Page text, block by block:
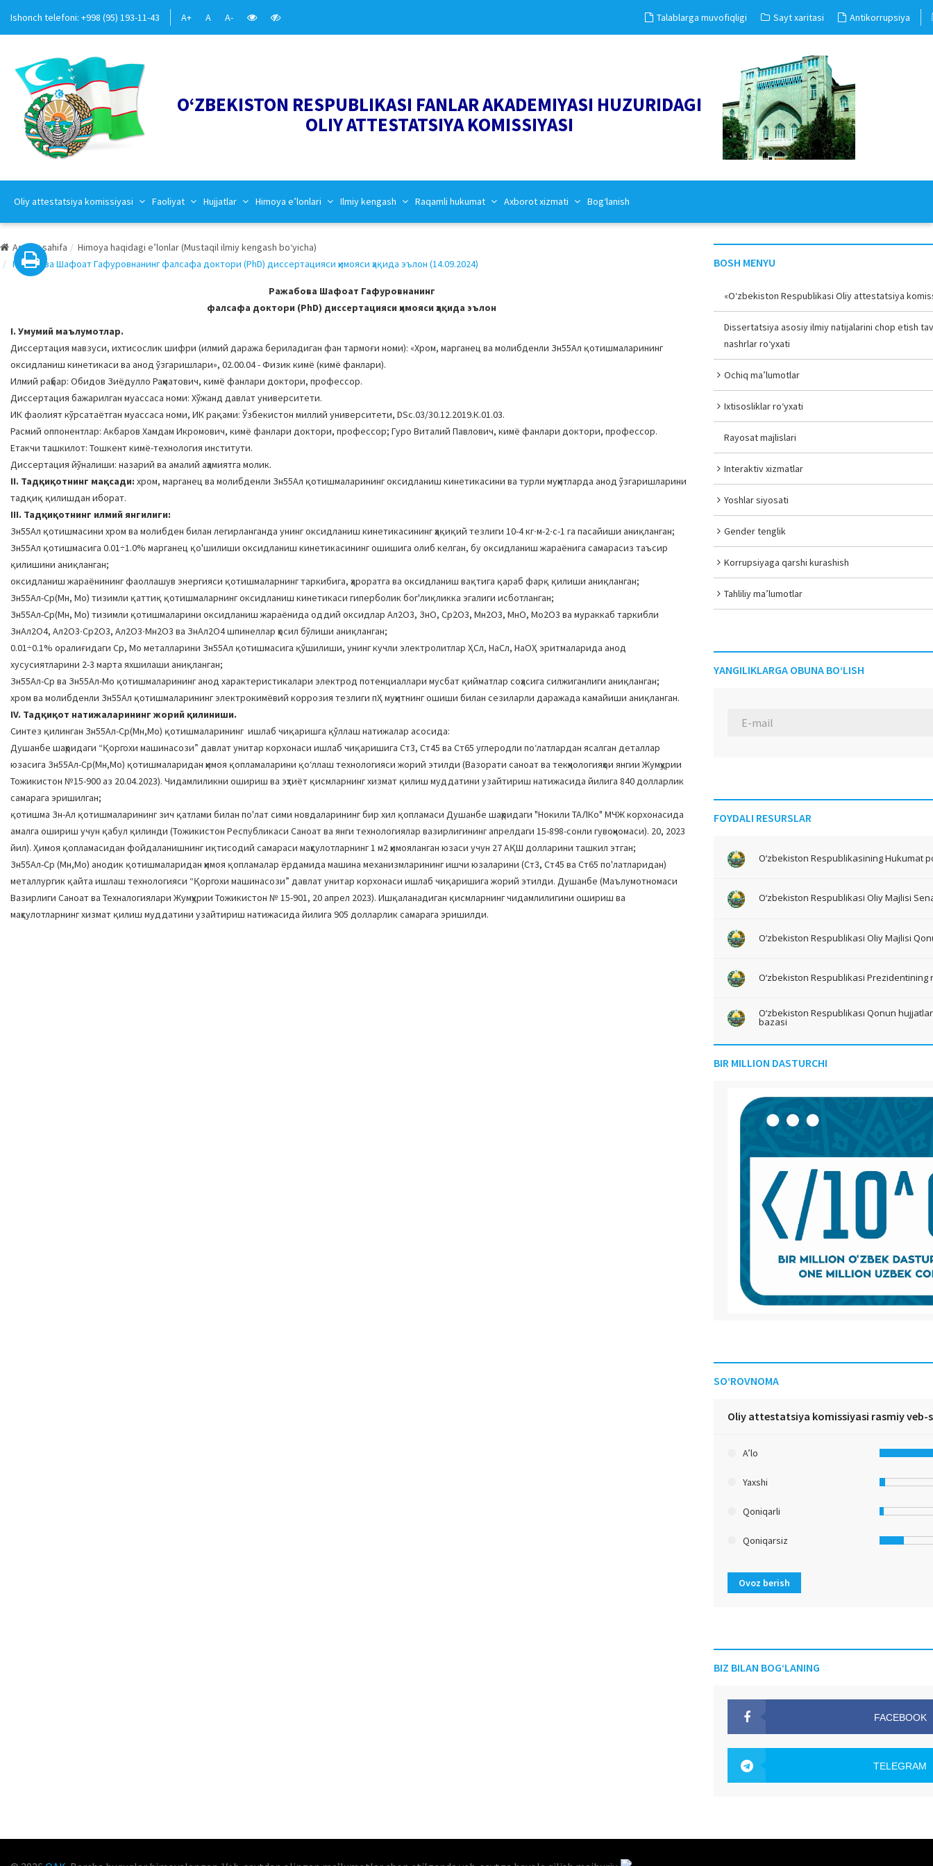
Ishonch telefoni: +998 (95) 193-11-43 A+ A A- Talablarga muvofiqligi Sayt xaritasi Antikorrupsiya
O‘ZBEKISTON RESPUBLIKASI FANLAR AKADEMIYASI HUZURIDAGI
OLIY ATTESTATSIYA KOMISSIYASI
Oliy attestatsiya komissiyasi Faoliyat Hujjatlar Himoya e’lonlari Ilmiy kengash Raqamli hukumat Axborot xizmati Bog‘lanish
Asosiy sahifa
Himoya haqidagi e’lonlar (Mustaqil ilmiy kengash bo‘yicha)
Ражабова Шафоат Гафуровнанинг фалсафа доктори (PhD) диссертацияси ҳимояси ҳақида эълон (14.09.2024)
Ражабова Шафоат Гафуровнанинг
фалсафа доктори (PhD) диссертацияси ҳимояси ҳақида эълон
I. Умумий маълумотлар.
Диссертация мавзуси, ихтисослик шифри (илмий даража бериладиган фан тармоғи номи): «Хром, марганец ва молибденли Зн55Ал қотишмаларининг
оксидланиш кинетикаси ва анод ўзгаришлари», 02.00.04 - Физик кимё (кимё фанлари).
Илмий раҳбар: Обидов Зиёдулло Раҳматович, кимё фанлари доктори, профессор.
Диссертация бажарилган муассаса номи: Хўжанд давлат университети.
ИК фаолият кўрсатаётган муассаса номи, ИК рақами: Ўзбекистон миллий университети, DSc.03/30.12.2019.К.01.03.
Расмий оппонентлар: Акбаров Хамдам Икромович, кимё фанлари доктори, профессор; Гуро Виталий Павлович, кимё фанлари доктори, профессор.
Етакчи ташкилот: Тошкент кимё-технология институти.
Диссертация йўналиши: назарий ва амалий аҳамиятга молик.
II. Тадқиқотнинг мақсади: хром, марганец ва молибденли Зн55Ал қотишмаларининг оксидланиш кинетикасини ва турли муҳитларда анод ўзгаришларини
тадқиқ қилишдан иборат.
III. Тадқиқотнинг илмий янгилиги:
Зн55Ал қотишмасини хром ва молибден билан легирланганда унинг оксидланиш кинетикасининг ҳақиқий тезлиги 10-4 кг∙м-2∙с-1 га пасайиши аниқланган;
Зн55Ал қотишмасига 0.01÷1.0% марганец қо'шилиши оксидланиш кинетикасининг ошишига олиб келган, бу оксидланиш жараёнига самарасиз таъсир
қилишини аниқланган;
оксидланиш жараёнининг фаоллашув энергияси қотишмаларнинг таркибига, ҳароратга ва оксидланиш вақтига қараб фарқ қилиши аниқланган;
Зн55Ал-Cр(Мн, Мо) тизимли қаттиқ қотишмаларнинг оксидланиш кинетикаси гиперболик бог'лиқликка эгалиги исботланган;
Зн55Ал-Cр(Мн, Мо) тизимли қотишмаларини оксидланиш жараёнида оддий оксидлар Ал2О3, ЗнО, Cр2О3, Мн2О3, МнО, Мо2О3 ва мураккаб таркибли
ЗнАл2О4, Ал2О3∙Cр2О3, Ал2О3∙Мн2О3 ва ЗнАл2О4 шпинеллар ҳосил бўлиши аниқланган;
0.01÷0.1% оралиғидаги Cр, Мо металларини Зн55Ал қотишмасига қўшилиши, унинг кучли электролитлар ҲCл, НаCл, НаОҲ эритмаларида анод
хусусиятларини 2-3 марта яхшилаши аниқланган;
Зн55Ал-Cр ва Зн55Ал-Мо қотишмаларининг анод характеристикалари электрод потенциаллари мусбат қийматлар соҳасига силжиганлиги аниқланган;
хром ва молибденли Зн55Ал қотишмаларининг электрокимёвий коррозия тезлиги пҲ муҳитнинг ошиши билан сезиларли даражада камайиши аниқланган.
IV. Тадқиқот натижаларининг жорий қилиниши.
Синтез қилинган Зн55Ал-Cр(Мн,Мо) қотишмаларининг ишлаб чиқаришга қўллаш натижалар асосида:
Душанбе шаҳридаги “Қоргохи машинасози” давлат унитар корхонаси ишлаб чиқаришига Ст3, Ст45 ва Ст65 углеродли поʻлатлардан ясалган деталлар
юзасига Зн55Ал-Cр(Мн,Мо) қотишмаларидан ҳимоя қопламаларини қоʻллаш технологияси жорий этилди (Вазорати саноат ва текҳнологияҳои янгии Жумҳурии
Тожикистон №15-900 аз 20.04.2023). Чидамлиликни ошириш ва эҳтиёт қисмларнинг хизмат қилиш муддатини узайтириш натижасида йилига 840 долларлик
самарага эришилган;
қотишма Зн-Ал қотишмаларининг зич қатлами билан по'лат сими новдаларининг бир хил қопламаси Душанбе шаҳридаги "Нокили ТАЛКо" МЧЖ корхонасида
амалга ошириш учун қабул қилинди (Тожикистон Республикаси Саноат ва янги технологиялар вазирлигининг апрелдаги 15-898-сонли гувоҳномаси). 20, 2023
йил). Ҳимоя қопламасидан фойдаланишнинг иқтисодий самараси маҳсулотларнинг 1 м2 ҳимояланган юзаси учун 27 АҚШ долларини ташкил этган;
Зн55Ал-Cр (Мн,Мо) анодик қотишмаларидан ҳимоя қопламалар ёрдамида машина механизмларининг ишчи юзаларини (Ст3, Ст45 ва Ст65 по'латларидан)
металлургик қайта ишлаш технологияси “Қоргохи машинасози” давлат унитар корхонаси ишлаб чиқаришига жорий этилди. Душанбе (Маълумотномаси
Вазирлиги Саноат ва Техналогиялари Жумҳурии Тожикистон № 15-901, 20 апрел 2023). Ишқаланадиган қисмларнинг чидамлилигини ошириш ва
маҳсулотларнинг хизмат қилиш муддатини узайтириш натижасида йилига 905 долларлик самарага эришилди.
BOSH MENYU
«O‘zbekiston Respublikasi Oliy attestatsiya
Dissertatsiya asosiy ilmiy natijalarini chop etish
nashrlar ro‘yxati
Ochiq ma’lumotlar
Ixtisosliklar ro‘yxati
Rayosat majlislari
Interaktiv xizmatlar
Yoshlar siyosati
Gender tenglik
Korrupsiyaga qarshi kurashish
Tahliliy ma’lumotlar
YANGILIKLARGA OBUNA BO‘LISH
FOYDALI RESURSLAR
O‘zbekiston Respublikasining Hukumat
O‘zbekiston Respublikasi Oliy Majlisi
O‘zbekiston Respublikasi Oliy Majlisi
O‘zbekiston Respublikasi Prezidentining
O‘zbekiston Respublikasi Qonun
bazasi
BIR MILLION DASTURCHI
SO‘ROVNOMA
Oliy attestatsiya komissiyasi rasmiy
A’lo
Yaxshi
Qoniqarli
Qoniqarsiz
Ovoz berish
BIZ BILAN BOG‘LANING
FACEBOOK
TELEGRAM